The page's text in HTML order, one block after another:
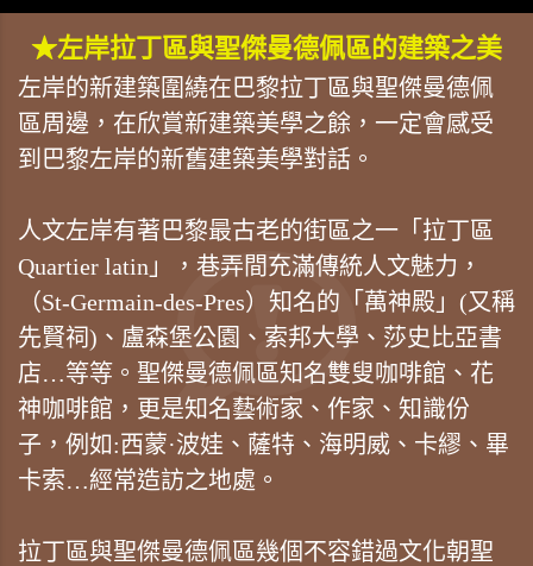
★左岸拉丁區與聖傑曼德佩區的建築之美
左岸的新建築圍繞在巴黎拉丁區與聖傑曼德佩
區周邊，在欣賞新建築美學之餘，一定會感受
到巴黎左岸的新舊建築美學對話。
人文左岸有著巴黎最古老的街區之一「拉丁區
Quartier latin」，巷弄間充滿傳統人文魅力，
（St-Germain-des-Pres）知名的「萬神殿」(又稱
先賢祠)、盧森堡公園、索邦大學、莎史比亞書
店…等等。聖傑曼德佩區知名雙叟咖啡館、花
神咖啡館，更是知名藝術家、作家、知識份
子，例如:西蒙·波娃、薩特、海明威、卡繆、畢
卡索…經常造訪之地處。
拉丁區與聖傑曼德佩區幾個不容錯過文化朝聖